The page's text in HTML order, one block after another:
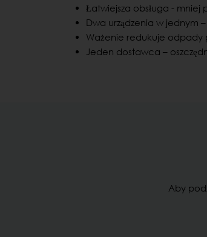
Łatwiejsza obsługa -
Dwa urządzenia w jednym
Ważenie redukuje odpady
Jeden dostawca –
Aby